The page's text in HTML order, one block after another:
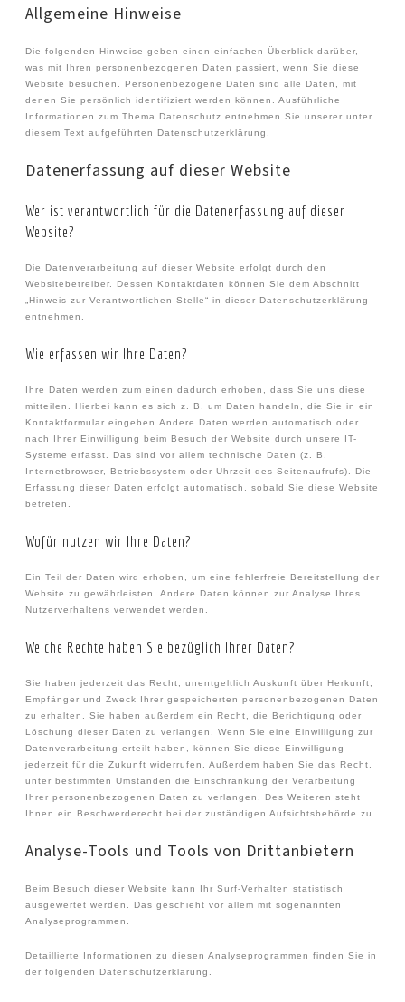
Allgemeine Hinweise
Die folgenden Hinweise geben einen einfachen Überblick darüber,
was mit Ihren personenbezogenen Daten passiert, wenn Sie diese
Website besuchen. Personenbezogene Daten sind alle Daten, mit
denen Sie persönlich identifiziert werden können. Ausführliche
Informationen zum Thema Datenschutz entnehmen Sie unserer unter
diesem Text aufgeführten Datenschutzerklärung.
Datenerfassung auf dieser Website
Wer ist verantwortlich für die Datenerfassung auf dieser
Website?
Die Datenverarbeitung auf dieser Website erfolgt durch den
Websitebetreiber. Dessen Kontaktdaten können Sie dem Abschnitt
„Hinweis zur Verantwortlichen Stelle“ in dieser Datenschutzerklärung
entnehmen.
Wie erfassen wir Ihre Daten?
Ihre Daten werden zum einen dadurch erhoben, dass Sie uns diese
mitteilen. Hierbei kann es sich z. B. um Daten handeln, die Sie in ein
Kontaktformular eingeben.Andere Daten werden automatisch oder
nach Ihrer Einwilligung beim Besuch der Website durch unsere IT-
Systeme erfasst. Das sind vor allem technische Daten (z. B.
Internetbrowser, Betriebssystem oder Uhrzeit des Seitenaufrufs). Die
Erfassung dieser Daten erfolgt automatisch, sobald Sie diese Website
betreten.
Wofür nutzen wir Ihre Daten?
Ein Teil der Daten wird erhoben, um eine fehlerfreie Bereitstellung der
Website zu gewährleisten. Andere Daten können zur Analyse Ihres
Nutzerverhaltens verwendet werden.
Welche Rechte haben Sie bezüglich Ihrer Daten?
Sie haben jederzeit das Recht, unentgeltlich Auskunft über Herkunft,
Empfänger und Zweck Ihrer gespeicherten personenbezogenen Daten
zu erhalten. Sie haben außerdem ein Recht, die Berichtigung oder
Löschung dieser Daten zu verlangen. Wenn Sie eine Einwilligung zur
Datenverarbeitung erteilt haben, können Sie diese Einwilligung
jederzeit für die Zukunft widerrufen. Außerdem haben Sie das Recht,
unter bestimmten Umständen die Einschränkung der Verarbeitung
Ihrer personenbezogenen Daten zu verlangen. Des Weiteren steht
Ihnen ein Beschwerderecht bei der zuständigen Aufsichtsbehörde zu.
Analyse-Tools und Tools von Dritt­anbietern
Beim Besuch dieser Website kann Ihr Surf-Verhalten statistisch
ausgewertet werden. Das geschieht vor allem mit sogenannten
Analyseprogrammen.
Detaillierte Informationen zu diesen Analyseprogrammen finden Sie in
der folgenden Datenschutzerklärung.